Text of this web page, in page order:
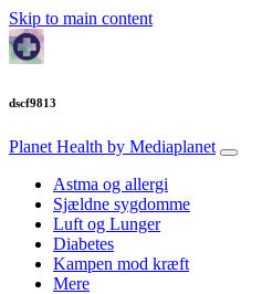
Skip to main content
dscf9813
Planet Health by Mediaplanet
Astma og allergi
Sjældne sygdomme
Luft og Lunger
Diabetes
Kampen mod kræft
Mere